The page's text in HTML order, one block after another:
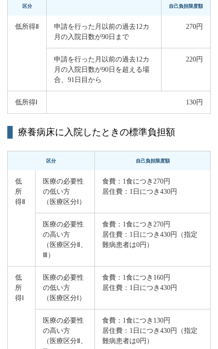
区分 自己負担限度額
低所得Ⅱ
申請を行った月以前の過去12カ
月の入院日数が90日まで
270円
申請を行った月以前の過去12カ
月の入院日数が90日を超える場
合、91日目から
220円
低所得Ⅰ 130円
療養病床に入院したときの標準負担額
区分 自己負担限度額
低
所
得Ⅱ
医療の必要性
の低い方
（医療区分Ⅰ）
食費：1食につき270円
居住費：1日につき430円
医療の必要性
の高い方
（医療区分Ⅱ
Ⅲ）
食費：1食につき270円
居住費：1日につき430円（指定
難病患者は0円）
低
所
得Ⅰ
医療の必要性
の低い方
（医療区分Ⅰ）
食費：1食につき160円
居住費：1日につき430円
医療の必要性
の高い方
（医療区分Ⅱ
食費：1食につき130円
居住費：1日につき430円（指定
難病患者は0円）